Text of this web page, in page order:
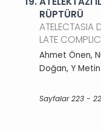
RÜPTÜRÜ
ATELECTASIA
LATE
Ahmet Önen,
Doğan, Y
Sayfalar 223 -